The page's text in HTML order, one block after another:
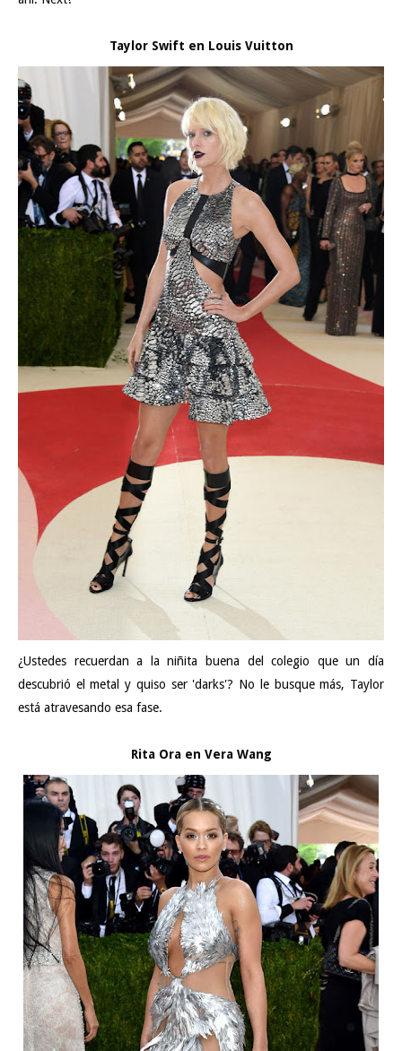
Taylor Swift en Louis Vuitton
¿Ustedes recuerdan a la niñita buena del colegio que un día
descubrió el metal y quiso ser 'darks'? No le busque más, Taylor
está atravesando esa fase.
Rita Ora en Vera Wang